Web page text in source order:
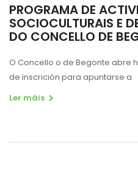
PROGRAMA DE
SOCIOCULTURAIS E
DO CONCELLO DE
O Concello o de Begonte abre
de inscrición para apuntarse a
Ler máis